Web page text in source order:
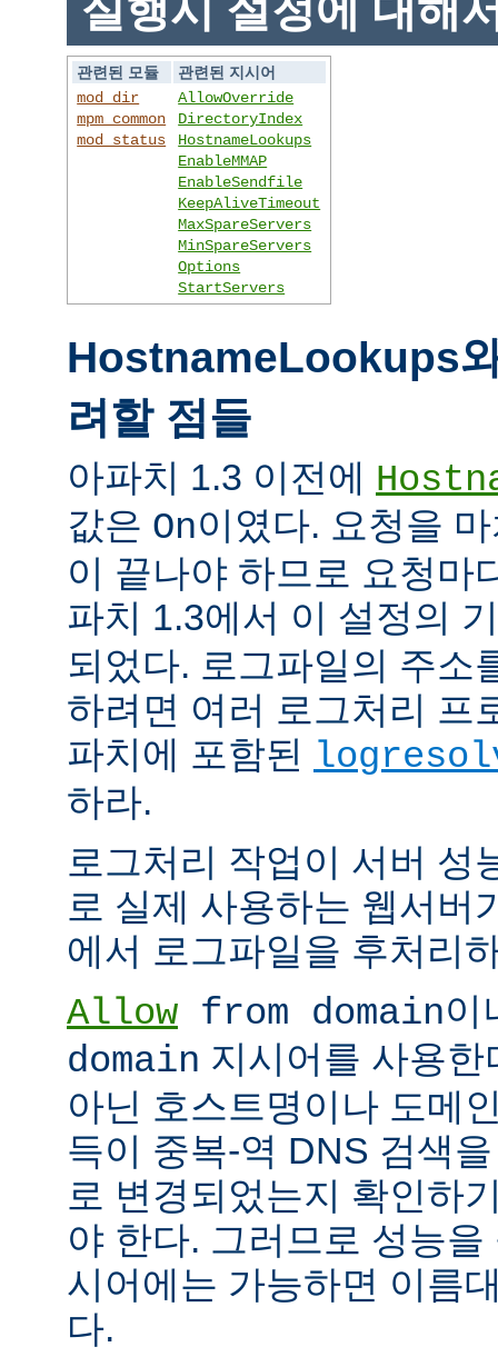
실행시 설정에 대해
관련된 모듈
관련된 지시어
mod_dir
mpm_common
mod_status
AllowOverride
DirectoryIndex
HostnameLookups
EnableMMAP
EnableSendfile
KeepAliveTimeout
MaxSpareServers
MinSpareServers
Options
StartServers
HostnameLookups
려할 점들
아파치 1.3 이전에
값은 On이였다. 요청을
이 끝나야 하므로 요청마
파치 1.3에서 이 설정의
되었다. 로그파일의 주소
하려면 여러 로그처리 프
파치에 포함된
하라.
로그처리 작업이 서버 성
로 실제 사용하는 웹서버
에서 로그파일을 후처리
Allow from domain이
domain 지시어를 사용
아닌 호스트명이나 도메
득이 중복-역 DNS 검색
로 변경되었는지 확인하
야 한다. 그러므로 성능
시어에는 가능하면 이름
다.